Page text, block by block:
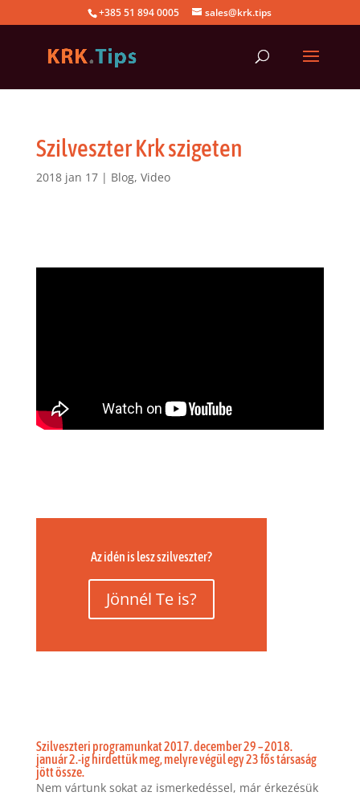
+385 51 894 0005 sales@krk.tips
Szilveszter Krk szigeten
2018 jan 17| Blog, Video
Az idén is lesz szilveszter?
Jönnél Te is?
Szilveszteri programunkat 2017. december 29 – 2018.
január 2.-ig hirdettük meg, melyre végül egy 23 fős társaság
jött össze.
Nem vártunk sokat az ismerkedéssel, már érkezésük